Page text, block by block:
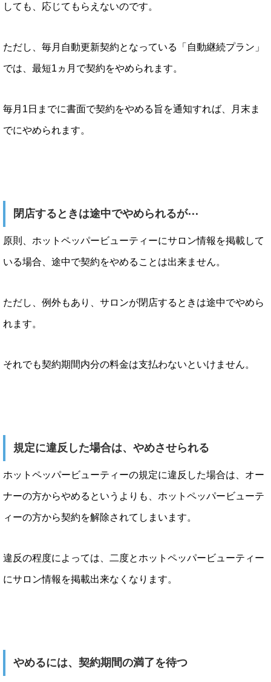
しても、応じてもらえないのです。
ただし、毎月自動更新契約となっている「自動継続プラン」
では、最短1ヵ月で契約をやめられます。
毎月1日までに書面で契約をやめる旨を通知すれば、月末ま
でにやめられます。
閉店するときは途中でやめられるが⋯
原則、ホットペッパービューティーにサロン情報を掲載して
いる場合、途中で契約をやめることは出来ません。
ただし、例外もあり、サロンが閉店するときは途中でやめら
れます。
それでも契約期間内分の料金は支払わないといけません。
規定に違反した場合は、やめさせられる
ホットペッパービューティーの規定に違反した場合は、オー
ナーの方からやめるというよりも、ホットペッパービューテ
ィーの方から契約を解除されてしまいます。
違反の程度によっては、二度とホットペッパービューティー
にサロン情報を掲載出来なくなります。
やめるには、契約期間の満了を待つ